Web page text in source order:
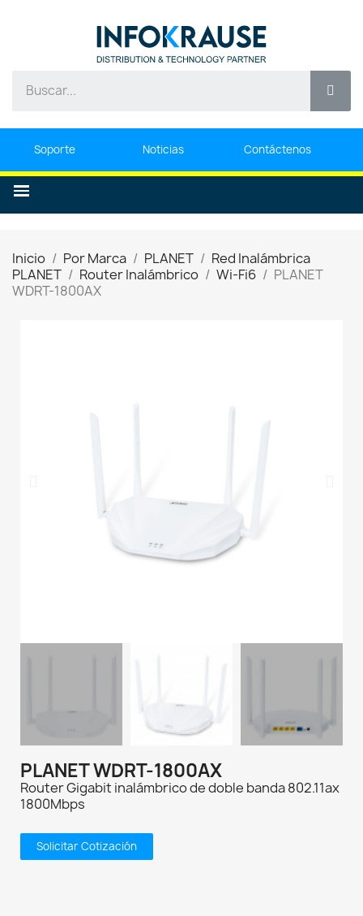
Soporte Noticias Contáctenos
Inicio Por Marca PLANET
Red Inalámbrica
PLANET
Router Inalámbrico Wi-Fi6
PLANET
WDRT-1800AX
PLANET WDRT-1800AX
Router Gigabit inalámbrico de doble banda 802.11ax
1800Mbps
Solicitar Cotización